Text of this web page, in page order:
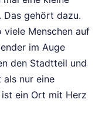
Das gehört dazu.
viele Menschen auf
im Auge
den Stadtteil und
als nur eine
ein Ort mit Herz